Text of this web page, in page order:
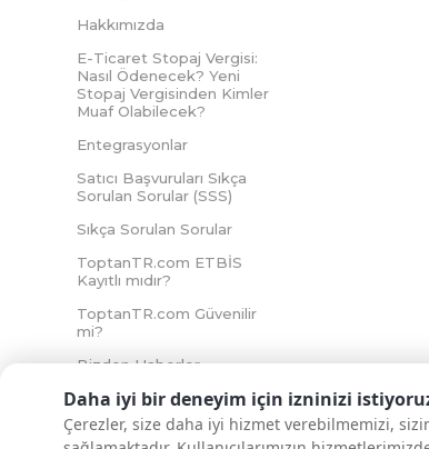
Daha iyi bir deneyim için izninizi
Çerezler, size daha iyi hizmet verebilmemizi,
Hakkımızda
E-Ticaret Stopaj Vergisi:
Nasıl Ödenecek? Yeni
Stopaj Vergisinden Kimler
Muaf Olabilecek?
Entegrasyonlar
Satıcı Başvuruları Sıkça
Sorulan Sorular (SSS)
Sıkça Sorulan Sorular
ToptanTR.com ETBİS
Kayıtlı mıdır?
ToptanTR.com Güvenilir
mi?
Bizden Haberler